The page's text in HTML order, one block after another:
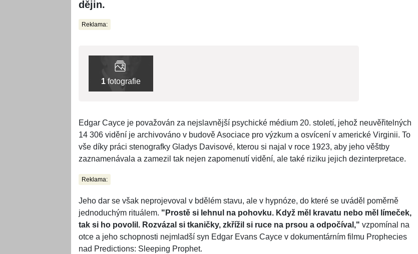
dějin.
Reklama:
1 fotografie
Edgar Cayce je považován za nejslavnější psychické médium 20. století, jehož neuvěřitelných
14 306 vidění je archivováno v budově Asociace pro výzkum a osvícení v americké Virginii. To
vše díky práci stenografky Gladys Davisové, kterou si najal v roce 1923, aby jeho věštby
zaznamenávala a zamezil tak nejen zapomenutí vidění, ale také riziku jejich dezinterpretace.
Reklama:
Jeho dar se však neprojevoval v bdělém stavu, ale v hypnóze, do které se uváděl poměrně
jednoduchým rituálem. "Prostě si lehnul na pohovku. Když měl kravatu nebo měl límeček,
tak si ho povolil. Rozvázal si tkaničky, zkřížil si ruce na prsou a odpočíval," vzpomínal na
otce a jeho schopnosti nejmladší syn Edgar Evans Cayce v dokumentárním filmu Prophecies
nad Predictions: Sleeping Prophet.